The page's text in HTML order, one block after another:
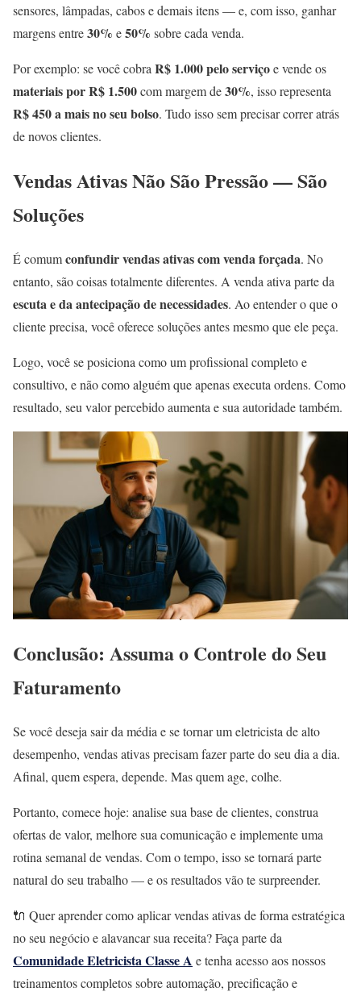
sensores, lâmpadas, cabos e demais itens — e, com isso, ganhar
margens entre30% e50% sobre cada venda.
Por exemplo: se você cobra R$ 1.000 pelo serviçoe vende os
materiais por R$ 1.500com margem de30%, isso representa
R$ 450 a mais no seu bolso. Tudo isso sem precisar correr atrás
de novos clientes.
Vendas Ativas Não São Pressão — São
Soluções
É comumconfundir vendas ativas com venda forçada. No
entanto, são coisas totalmente diferentes. A venda ativa parte da
escuta e da antecipação de necessidades. Ao entender o que o
cliente precisa, você oferece soluções antes mesmo que ele peça.
Logo, você se posiciona como um profissional completo e
consultivo, e não como alguém que apenas executa ordens. Como
resultado, seu valor percebido aumenta e sua autoridade também.
Conclusão: Assuma o Controle do Seu
Faturamento
Se você deseja sair da média e se tornar um eletricista de alto
desempenho, vendas ativas precisam fazer parte do seu dia a dia.
Afinal, quem espera, depende. Mas quem age, colhe.
Portanto, comece hoje: analise sua base de clientes, construa
ofertas de valor, melhore sua comunicação e implemente uma
rotina semanal de vendas. Com o tempo, isso se tornará parte
natural do seu trabalho — e os resultados vão te surpreender.
🔌 Quer aprender como aplicar vendas ativas de forma estratégica
no seu negócio e alavancar sua receita? Faça parte da
Comunidade Eletricista Classe A e tenha acesso aos nossos
treinamentos completos sobre automação, precificação e